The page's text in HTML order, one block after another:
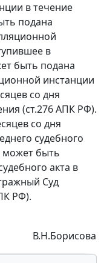
в течение
подана
в
быть подана
инстанции
со дня
(ст.276АПК РФ).
со дня
судебного
может быть
акта в
Суд
РФ).
В.Н.Борисова